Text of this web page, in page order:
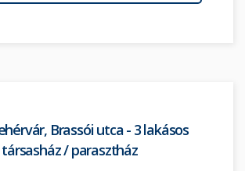
Brassói utca - 3 lakásos
társasház / parasztház